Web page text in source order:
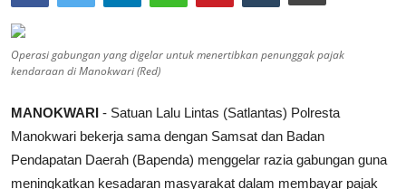
Operasi gabungan yang digelar untuk menertibkan penunggak pajak
kendaraan di Manokwari (Red)
MANOKWARI - Satuan Lalu Lintas (Satlantas) Polresta
Manokwari bekerja sama dengan Samsat dan Badan
Pendapatan Daerah (Bapenda) menggelar razia gabungan guna
meningkatkan kesadaran masyarakat dalam membayar pajak